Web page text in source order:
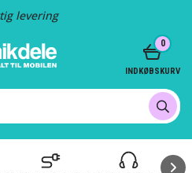
levering
0
INDKØBSKURV